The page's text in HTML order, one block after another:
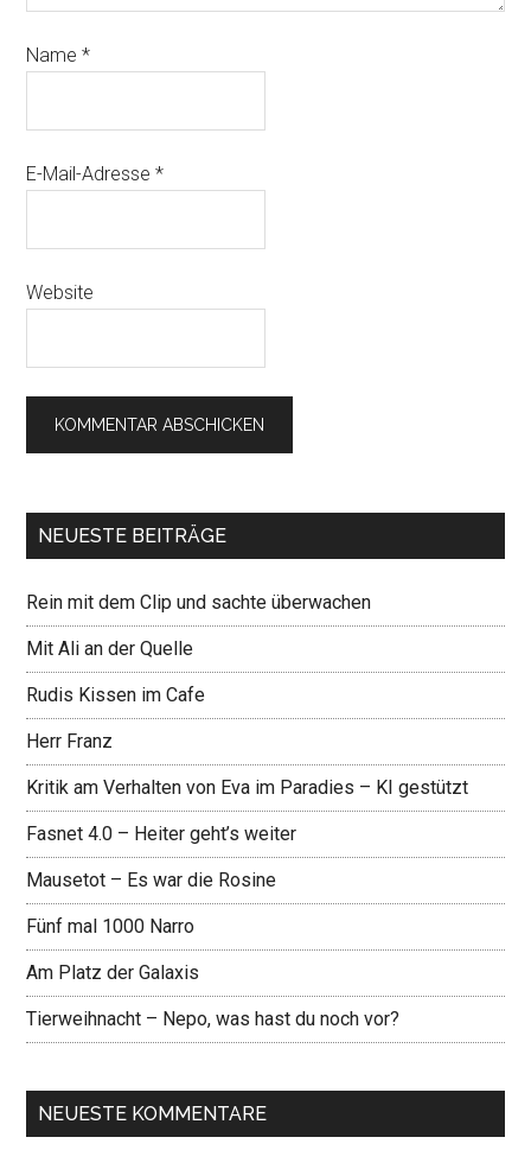
Name*
E-Mail-Adresse*
Website
NEUESTE BEITRÄGE
Rein mit dem Clip und sachte überwachen
Mit Ali an der Quelle
Rudis Kissen im Cafe
Herr Franz
Kritik am Verhalten von Eva im Paradies – KI gestützt
Fasnet 4.0 – Heiter geht’s weiter
Mausetot – Es war die Rosine
Fünf mal 1000 Narro
Am Platz der Galaxis
Tierweihnacht – Nepo, was hast du noch vor?
NEUESTE KOMMENTARE